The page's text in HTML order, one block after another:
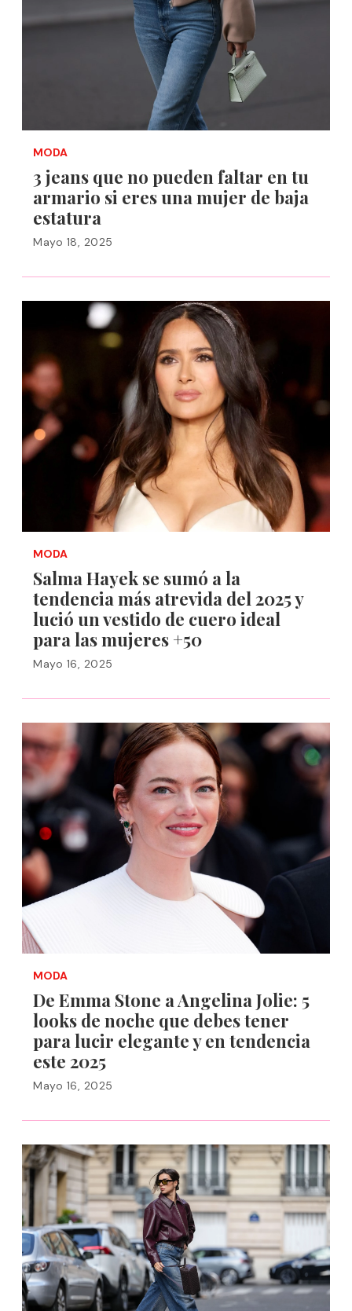
MODA
3 jeans que no pueden faltar en tu
armario si eres una mujer de baja
estatura
Mayo 18, 2025
MODA
Salma Hayek se sumó a la
tendencia más atrevida del 2025 y
lució un vestido de cuero ideal
para las mujeres +50
Mayo 16, 2025
MODA
De Emma Stone a Angelina Jolie: 5
looks de noche que debes tener
para lucir elegante y en tendencia
este 2025
Mayo 16, 2025